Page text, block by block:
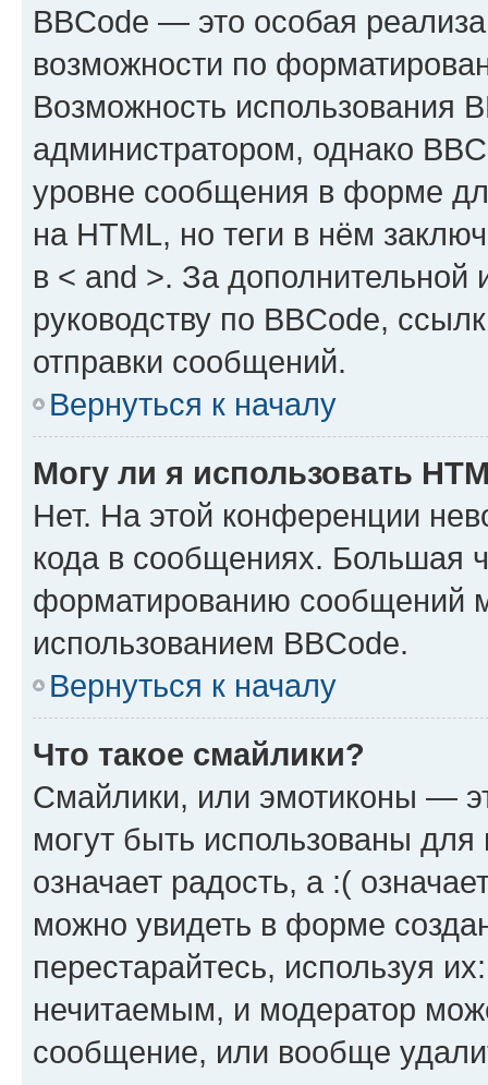
BBCode — это особая
возможности по
Возможность использования
администратором, однако
уровне сообщения в форме
на HTML, но теги в нём
в < and >. За
руководству по BBCode,
отправки сообщений.
Вернуться к началу
Могу ли я использовать
Нет. На этой конференции
кода в сообщениях. Большая
форматированию сообщений
использованием BBCode.
Вернуться к началу
Что такое смайлики?
Смайлики, или эмотиконы —
могут быть использованы
означает радость, а :(
можно увидеть в форме
перестарайтесь, используя
нечитаемым, и модератор
сообщение, или вообще